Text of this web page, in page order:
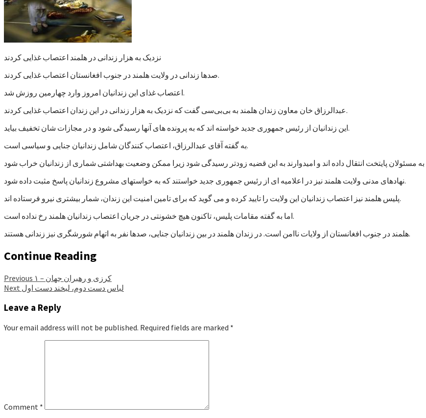
نزدیک به هزار زندانی در هلمند اعتصاب غذایی کردند
صدها زندانی در ولایت هلمند در جنوب افغانستان اعتصاب غذایی کردند.
اعتصاب غذای این زندانیان امروز وارد چهارمین روزش شد.
عبدالرزاق خان معاون زندان هلمند به بی‌بی‌سی گفت که نزدیک به هزار زندانی در این زندان اعتصاب غذایی کردند.
این زندانیان از رئیس جمهوری جدید خواسته اند که به پرونده های آنها رسیدگی شود و در مجازات شان تخفیف بیاید.
به گفته آقای عبدالرزاق، اعتصاب کنندگان شامل زندانیان جنایی و سیاسی است.
نهادهای مدنی ولایت هلمند نیز در اعلامیه ای از رئیس جمهوری جدید خواستند که به خواستهای مشروع زندانیان پاسخ مثبت داده شود.
پلیس هلمند نیز اعتصاب زندانیان این ولایت را تایید کرده و می گوید که برای تامین امنیت این زندان، شمار بیشتری نیرو فرستاده اند.
اما به گفته مقامات پلیس، تاکنون هیچ خشونتی در جریان اعتصاب زندانیان هلمند رخ نداده است.
هلمند در جنوب افغانستان از ولایات ناامن است. در زندان هلمند در بین زندانیان جنایی، صدها نفر به اتهام شورشگری نیز زندانی هستند.
Continue Reading
Previous
کرزی و رهبران جهان – ۱
Next لباس دست دوم، لبخند دست اول
Leave a Reply
Your email address will not be published. Required fields are marked *
Comment *